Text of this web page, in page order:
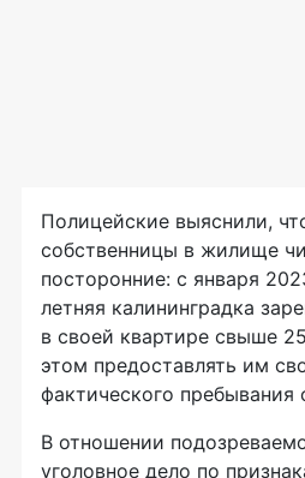
Полицейские выяснили,
собственницы в жилище
посторонние: с января
летняя калининградка
в своей квартире свыше
этом предоставлять им
фактического пребывания
В отношении
уголовное дело по